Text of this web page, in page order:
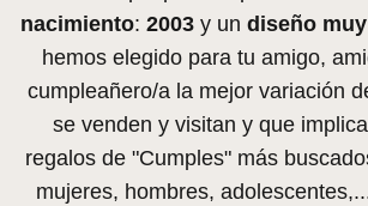
nacimiento: 2003 y un diseño
hemos elegido para tu amigo,
cumpleañero/a la mejor variación
se venden y visitan y que
regalos de "Cumples" más
mujeres, hombres,